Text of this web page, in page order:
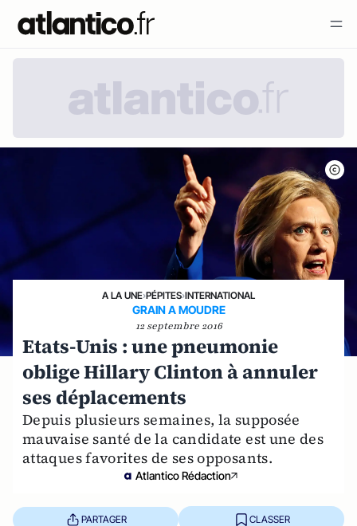
A LA UNE›PÉPITES›INTERNATIONAL
GRAIN A MOUDRE
12 septembre 2016
Etats-Unis : une pneumonie
oblige Hillary Clinton à annuler
ses déplacements
Depuis plusieurs semaines, la supposée
mauvaise santé de la candidate est une des
attaques favorites de ses opposants.
Atlantico Rédaction
PARTAGER CLASSER